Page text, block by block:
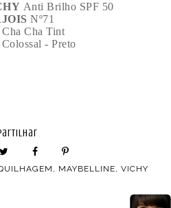
Anti Brilho SPF 50
Nº71
Cha Cha Tint
Colossal - Preto
, MAYBELLINE, VICHY